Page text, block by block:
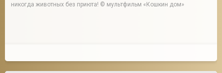
никогда животных без приюта! © мультфильм «Кошкин дом»